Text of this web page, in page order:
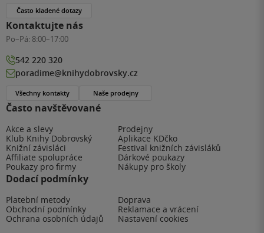
Často navštěvované
Akce a slevy
Prodejny
Klub Knihy Dobrovský
Aplikace KDčko
Knižní závisláci
Festival knižních závisláků
Affiliate spolupráce
Dárkové poukazy
Poukazy pro firmy
Nákupy pro školy
Dodací podmínky
Platební metody
Doprava
Obchodní podmínky
Reklamace a vrácení
Ochrana osobních údajů
Nastavení cookies
Často kladené dotazy
Kontaktujte nás
Po–Pá: 8:00–17:00
542 220 320
poradime@knihydobrovsky.cz
Všechny kontakty Naše prodejny